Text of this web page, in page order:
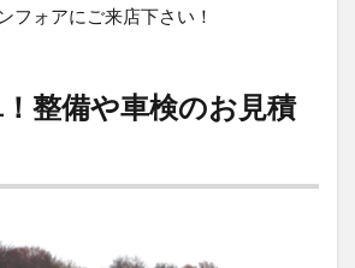
フォアにご来店下さい！
整備や車検のお見積